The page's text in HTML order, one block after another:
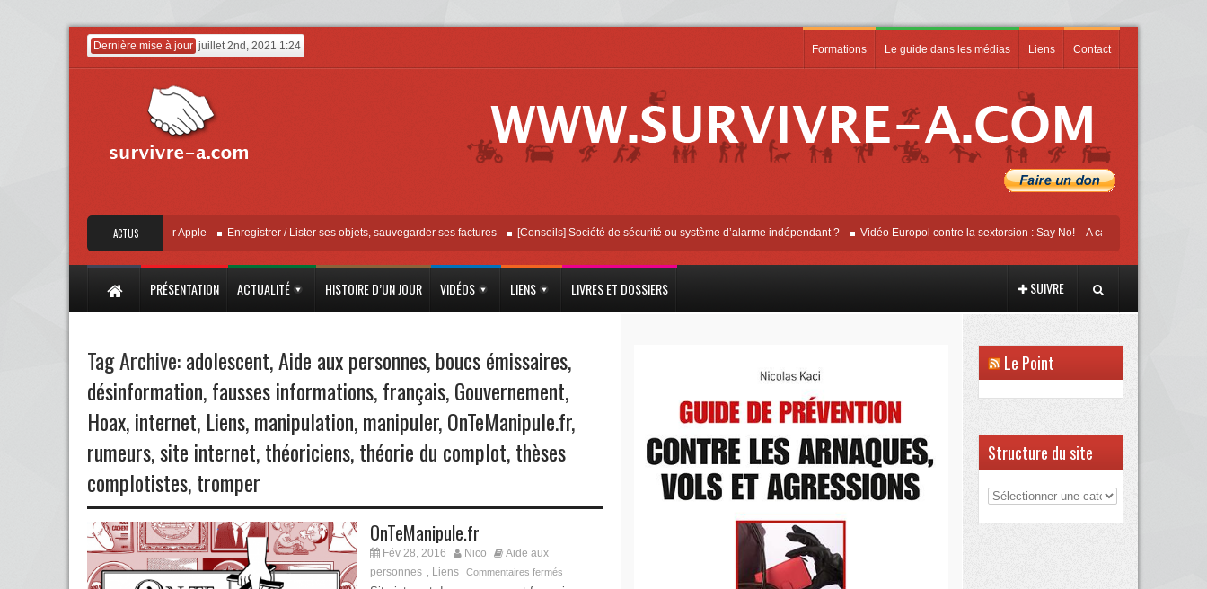
Dernière mise à jour juillet 2nd, 2021 1:24 Formations Le guide dans les médias Liens Contact
ACTUS
« Localiser » – Mise à jour Apple Enregistrer / Lister ses objets, sauvegarder ses factures [Conseils] Société de sécurité ou système d’alarme indépendant ? Vidéo Europol contre la sextorsion : Say No! – A campaign against online
PRÉSENTATION ACTUALITÉ HISTOIRE D’UN JOUR VIDÉOS LIENS LIVRES ET DOSSIERS SUIVRE
Tag Archive:adolescent,Aide aux personnes,boucs émissaires,
désinformation,fausses informations,français,Gouvernement,
Hoax,internet, Liens,manipulation,manipuler,OnTeManipule.fr,
rumeurs,site internet,théoriciens,théorie du complot,thèses
complotistes,tromper
OnTeManipule.fr
Fév 28, 2016 Nico
Aide aux
personnes
Liens Commentaires fermés
Le Point
Structure du site